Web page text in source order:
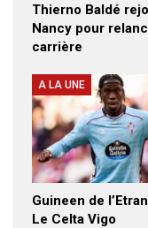
Thierno Baldé
Nancy pour
carrière
A LA UNE
Guineen de
Le Celta Vigo